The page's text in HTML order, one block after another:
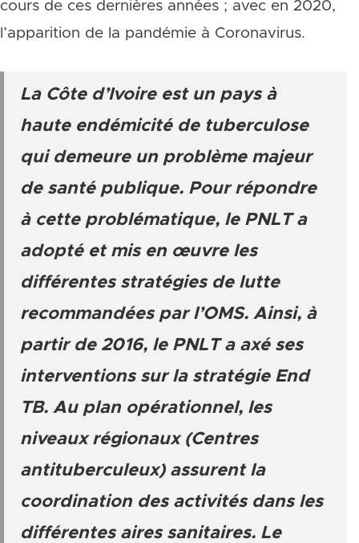
cours de ces dernières années ; avec en 2020,
l’apparition de la pandémie à Coronavirus.
La Côte d’Ivoire est un pays à
haute endémicité de tuberculose
qui demeure un problème majeur
de santé publique. Pour répondre
à cette problématique, le PNLT a
adopté et mis en œuvre les
différentes stratégies de lutte
recommandées par l’OMS. Ainsi, à
partir de 2016, le PNLT a axé ses
interventions sur la stratégie End
TB. Au plan opérationnel, les
niveaux régionaux (Centres
antituberculeux) assurent la
coordination des activités dans les
différentes aires sanitaires. Le